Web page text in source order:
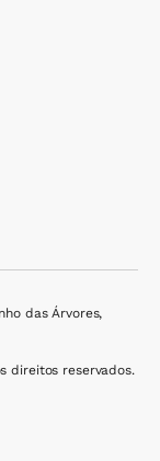
das Árvores,
direitos reservados.